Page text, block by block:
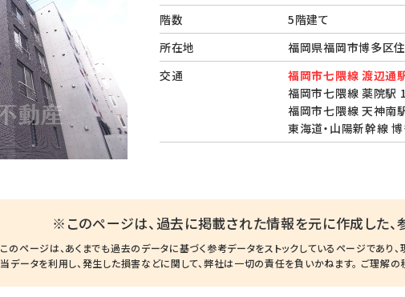
階数
5階建て
所在地
福岡県福岡市博多区
交通
福岡市七隈線 渡辺通
福岡市七隈線 薬院駅
福岡市七隈線 天神南
東海道・山陽新幹線
※このページは、過去に掲載された情報を元に作成した、
このページは、あくまでも過去のデータに基づく参考データをストックしているページであり
当データを利用し、発生した損害などに関して、弊社は一切の責任を負いかねます。 ご理解の